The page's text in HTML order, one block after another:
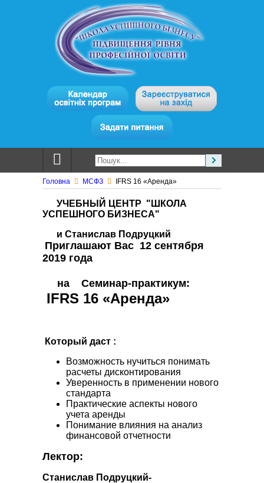
Головна МСФЗ IFRS 16 «Аренда»
УЧЕБНЫЙ ЦЕНТР "ШКОЛА
УСПЕШНОГО БИЗНЕСА"
и Станислав Подруцкий
Приглашают Вас 12 сентября
2019 года
на Семинар-практикум:
IFRS 16 «Аренда»
Который даст :
Возможность нучиться понимать
расчеты дисконтирования
Уверенность в применении нового
стандарта
Практические аспекты нового
учета аренды
Понимание влияния на анализ
финансовой отчетности
Лектор:
Станислав Подруцкий-